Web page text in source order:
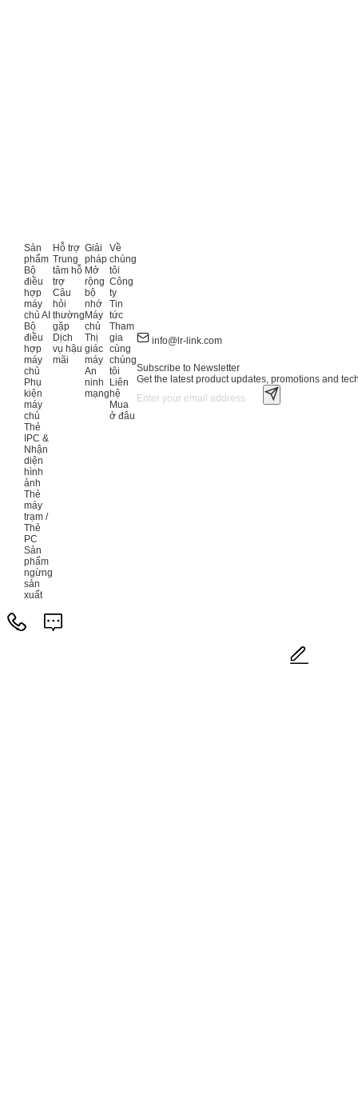
Sản
phẩm
Bộ
điều
hợp
máy
chủ AI
Bộ
điều
hợp
máy
chủ
Phụ
kiện
máy
chủ
Thẻ
IPC &
Nhận
diện
hình
ảnh
Thẻ
máy
trạm /
Thẻ
PC
Sản
phẩm
ngừng
sản
xuất
Hỗ trợ
Trung
tâm hỗ
trợ
Câu
hỏi
thường
gặp
Dịch
vụ hậu
mãi
Giải
pháp
Mở
rộng
bộ
nhớ
Máy
chủ
Thị
giác
máy
An
ninh
mạng
Về
chúng
tôi
Công
ty
Tin
tức
Tham
gia
cùng
chúng
tôi
Liên
hệ
Mua
ở đâu
info@lr-link.com
Subscribe to Newsletter
Get the latest product updates, promotions and